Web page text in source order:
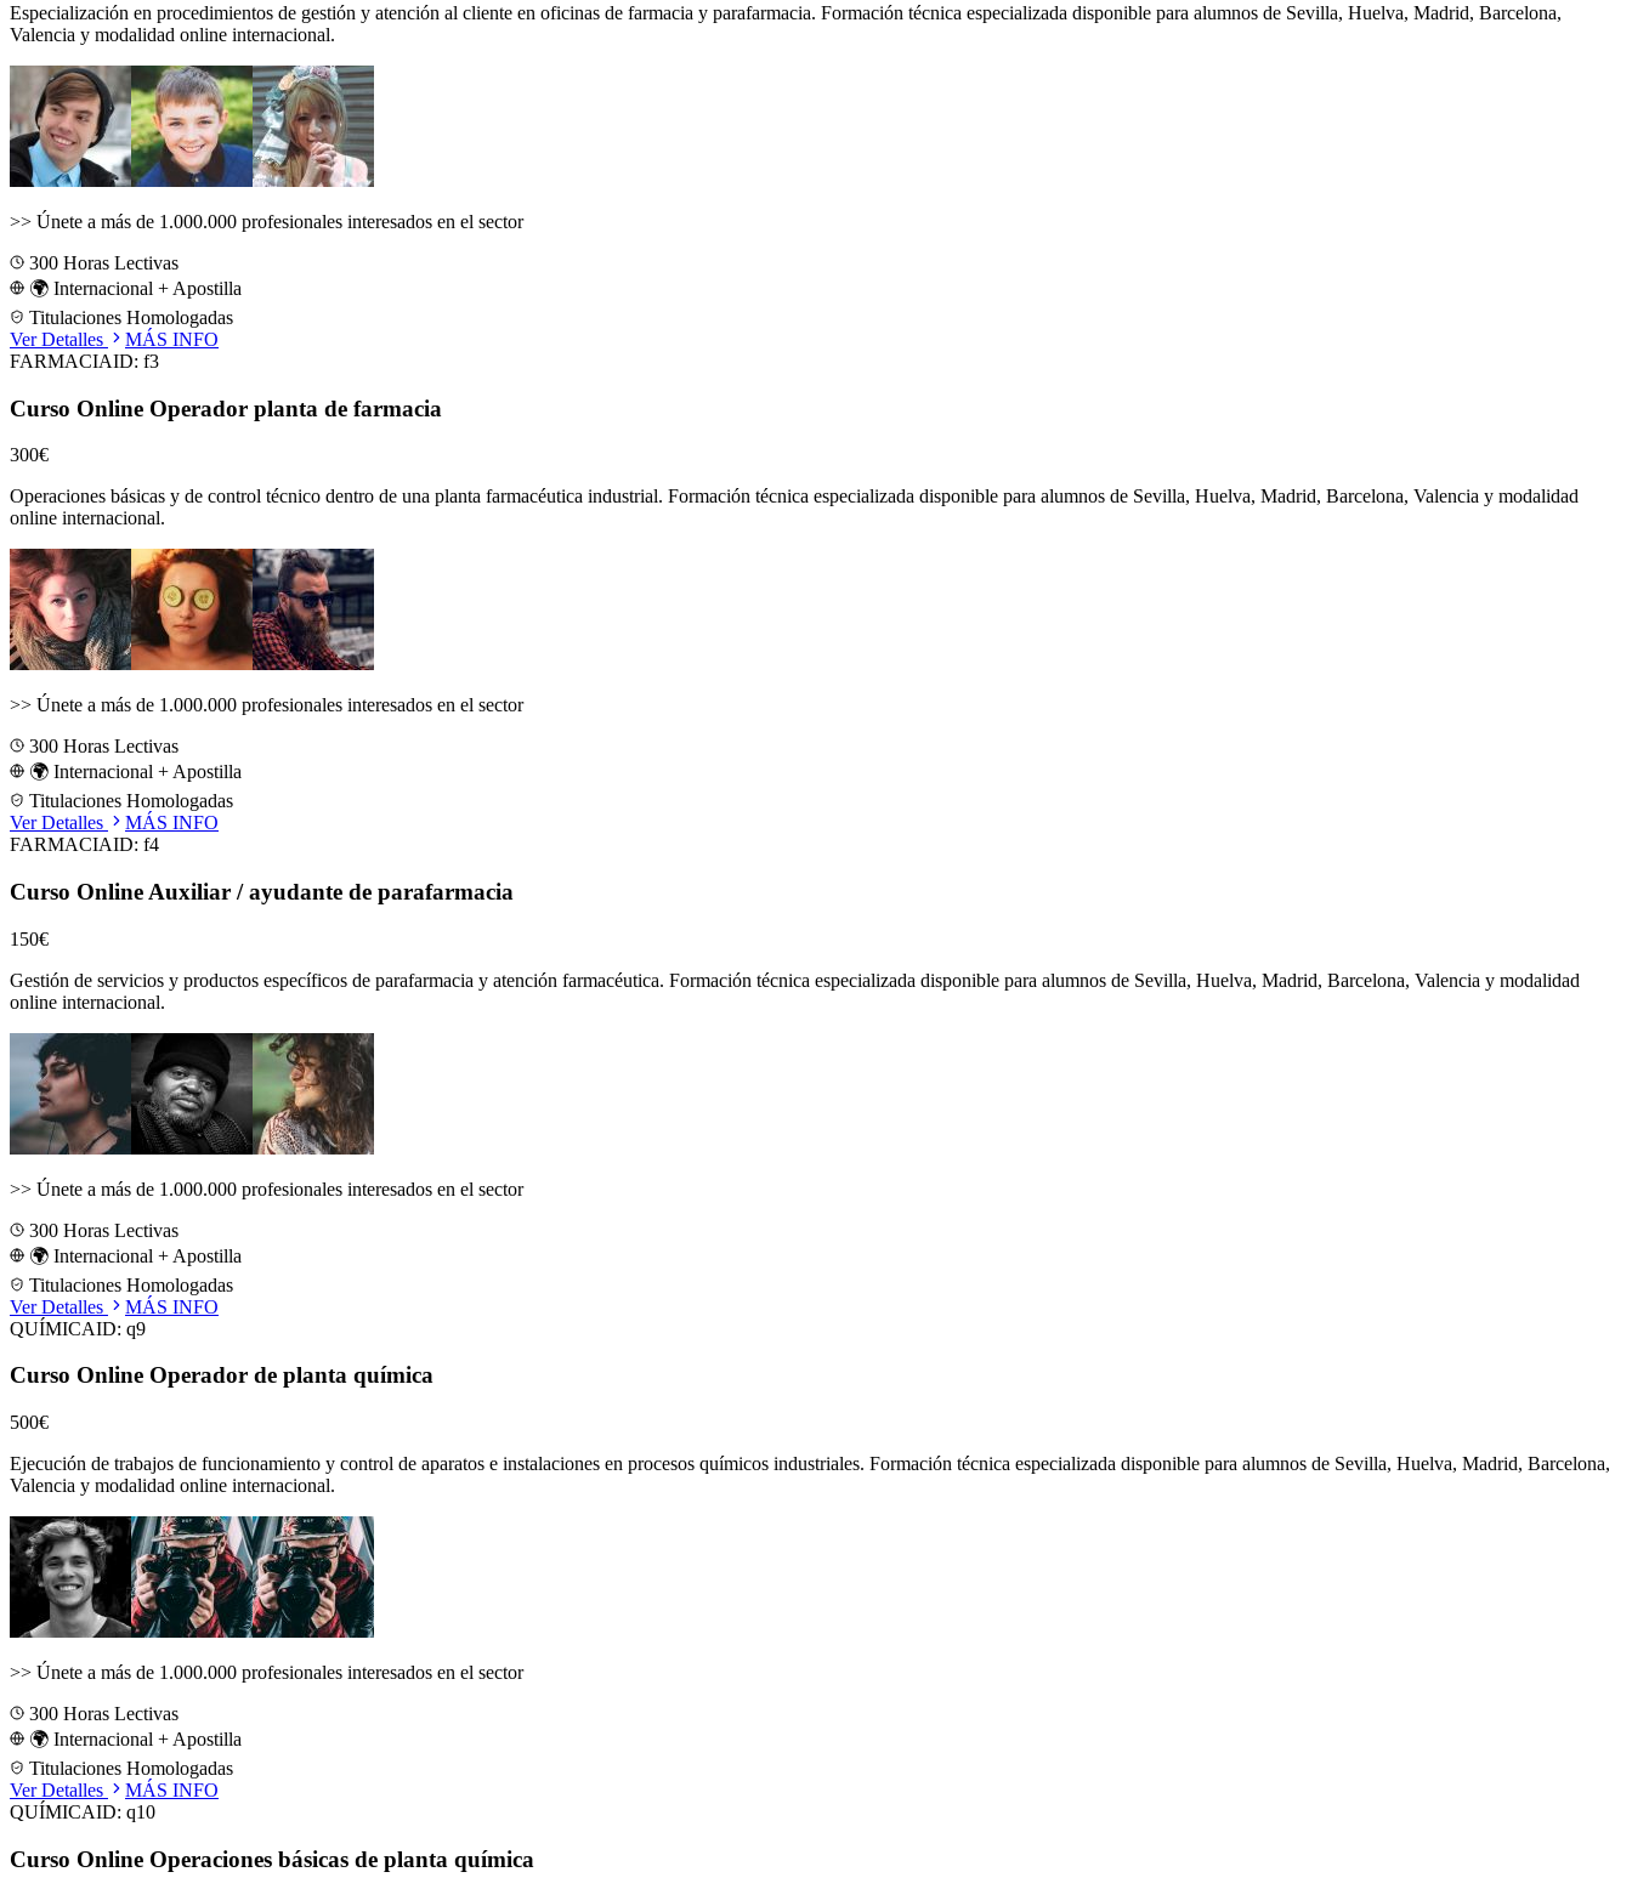
Especialización en procedimientos de gestión y atención al cliente en oficinas de farmacia y parafarmacia. Formación técnica especializada disponible para alumnos de Sevilla, Huelva, Madrid, Barcelona,
Valencia y modalidad online internacional.
>> Únete a más de 1.000.000 profesionales interesados en el sector
300 Horas Lectivas
🌍 Internacional + Apostilla
Titulaciones Homologadas
Ver Detalles
MÁS INFO
FARMACIAID: f3
Curso Online Operador planta de farmacia
300€
Operaciones básicas y de control técnico dentro de una planta farmacéutica industrial. Formación técnica especializada disponible para alumnos de Sevilla, Huelva, Madrid, Barcelona, Valencia y modalidad
online internacional.
>> Únete a más de 1.000.000 profesionales interesados en el sector
300 Horas Lectivas
🌍 Internacional + Apostilla
Titulaciones Homologadas
Ver Detalles
MÁS INFO
FARMACIAID: f4
Curso Online Auxiliar / ayudante de parafarmacia
150€
Gestión de servicios y productos específicos de parafarmacia y atención farmacéutica. Formación técnica especializada disponible para alumnos de Sevilla, Huelva, Madrid, Barcelona, Valencia y modalidad
online internacional.
>> Únete a más de 1.000.000 profesionales interesados en el sector
300 Horas Lectivas
🌍 Internacional + Apostilla
Titulaciones Homologadas
Ver Detalles
MÁS INFO
QUÍMICAID: q9
Curso Online Operador de planta química
500€
Ejecución de trabajos de funcionamiento y control de aparatos e instalaciones en procesos químicos industriales. Formación técnica especializada disponible para alumnos de Sevilla, Huelva, Madrid, Barcelona,
Valencia y modalidad online internacional.
>> Únete a más de 1.000.000 profesionales interesados en el sector
300 Horas Lectivas
🌍 Internacional + Apostilla
Titulaciones Homologadas
Ver Detalles
MÁS INFO
QUÍMICAID: q10
Curso Online Operaciones básicas de planta química